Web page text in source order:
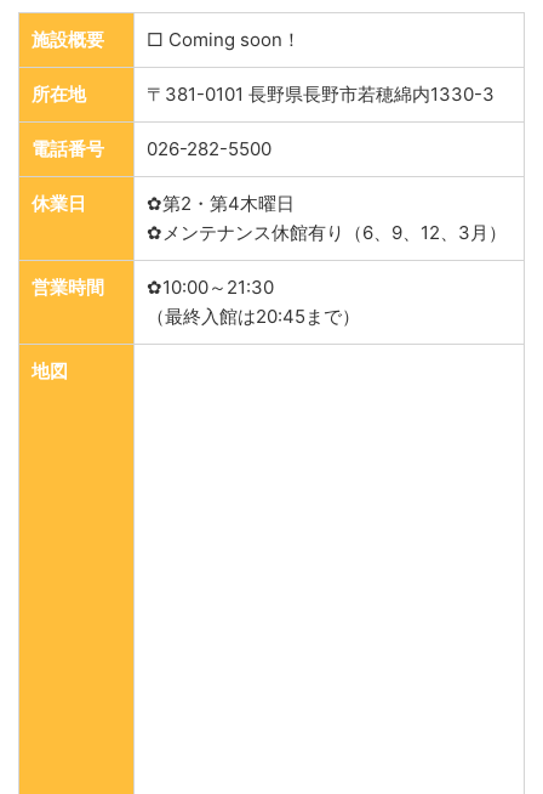
施設概要 □ Coming soon！
所在地 〒381-0101 長野県長野市若穂綿内1330-3
電話番号 026-282-5500
休業日
✿第2・第4木曜日
✿メンテナンス休館有り（6、9、12、3月）
営業時間
✿10:00～21:30
（最終入館は20:45まで）
地図